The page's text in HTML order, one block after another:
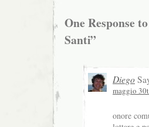
One Response
Santi”
Diego
maggio
onore